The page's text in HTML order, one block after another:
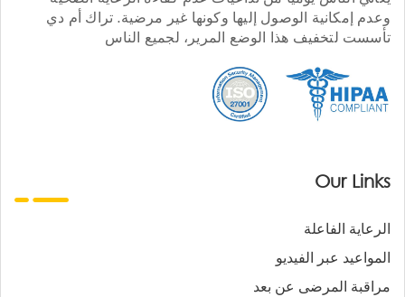
وعدم إمكانية الوصول إليها وكونها غير مرضية. تراك أم دي
تأسست لتخفيف هذا الوضع المرير، لجميع الناس
Our Links
الرعاية الفاعلة
المواعيد عبر الفيديو
مراقبة المرضى عن بعد